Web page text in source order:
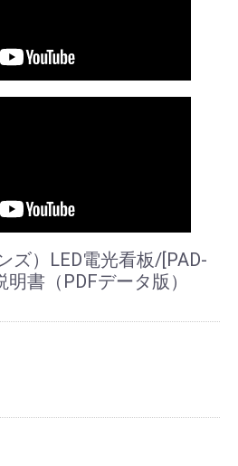
ズ）LED電光看板/[PAD-
書（PDFデータ版）